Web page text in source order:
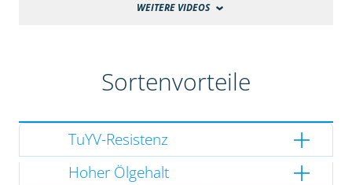
WEITERE VIDEOS
Sortenvorteile
TuYV-Resistenz
Hoher Ölgehalt